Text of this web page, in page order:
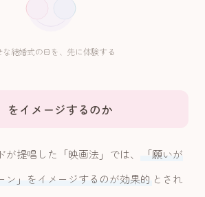
な結婚式の日を、先に体験する
をイメージするのか
提唱した「映画法」では、
「願いが
ン」をイメージするのが効果的 とされ